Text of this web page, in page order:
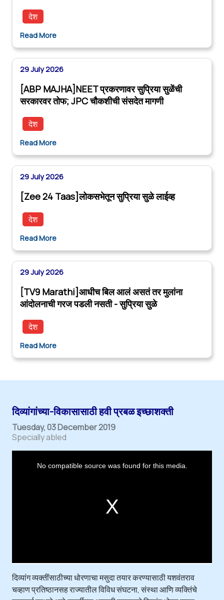
देश
Read More
29 July 2026
[ABP MAJHA]NEET प्रकरणावर सुप्रिया सुळेंची
सरकारवर तोफ; JPC चौकशीची संसदेत मागणी
देश
Read More
29 July 2026
[Zee 24 Taas]लोकसभेतून सुप्रिया सुळे लाईव्ह
देश
Read More
29 July 2026
[TV9 Marathi]आधीच बिल आलं असतं तर मुलांना
आंदोलनाची गरज पडली नसती - सुप्रिया सुळे
देश
Read More
दिव्यांगांच्या-विकासासाठी हवी प्रबळ इच्छाशक्ती
Tuesday, 03 December 2019
Specially abled
No compatible source was found for this media.
दिव्यांग व्यक्तींसाठीच्या धोरणाचा मसुदा तयार करण्यासाठी यशवंतराव
चव्हाण प्रतिष्ठानसह राज्यातील विविध संघटना, संस्था आणि व्यक्तिंचे